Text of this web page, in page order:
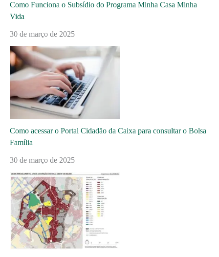
Como Funciona o Subsídio do Programa Minha Casa Minha
Vida
30 de março de 2025
Como acessar o Portal Cidadão da Caixa para consultar o Bolsa
Família
30 de março de 2025